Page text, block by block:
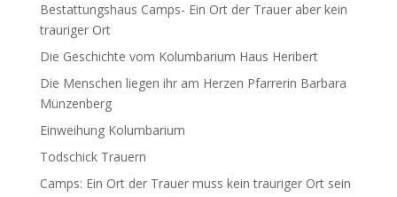
Bestattungshaus Camps- Ein Ort der Trauer aber kein
trauriger Ort
Die Geschichte vom Kolumbarium Haus Heribert
Die Menschen liegen ihr am Herzen Pfarrerin Barbara
Münzenberg
Einweihung Kolumbarium
Todschick Trauern
Camps: Ein Ort der Trauer muss kein trauriger Ort sein